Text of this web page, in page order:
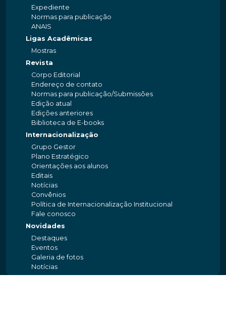
Expediente
Normas para publicação
ANAIS
Ligas Acadêmicas
Mostras
Revista
Corpo Editorial
Endereço de contato
Normas para publicação/Submissões
Edição atual
Edições anteriores
Biblioteca de E-books
Internacionalização
Grupo Gestor
Plano Estratégico
Orientações aos alunos
Editais
Notícias
Convênios
Política de Internacionalização Institucional
Fale conosco
Novidades
Destaques
Eventos
Galeria de fotos
Notícias